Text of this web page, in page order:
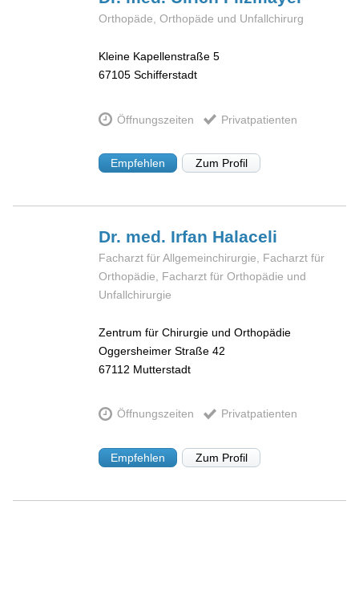
Orthopäde, Orthopäde und Unfallchirurg
Kleine Kapellenstraße 5
67105 Schifferstadt
Öffnungszeiten Privatpatienten
Empfehlen Zum Profil
Dr. med. Irfan Halaceli
Facharzt für Allgemeinchirurgie, Facharzt für
Orthopädie, Facharzt für Orthopädie und
Unfallchirurgie
Zentrum für Chirurgie und Orthopädie
Oggersheimer Straße 42
67112 Mutterstadt
Öffnungszeiten Privatpatienten
Empfehlen Zum Profil